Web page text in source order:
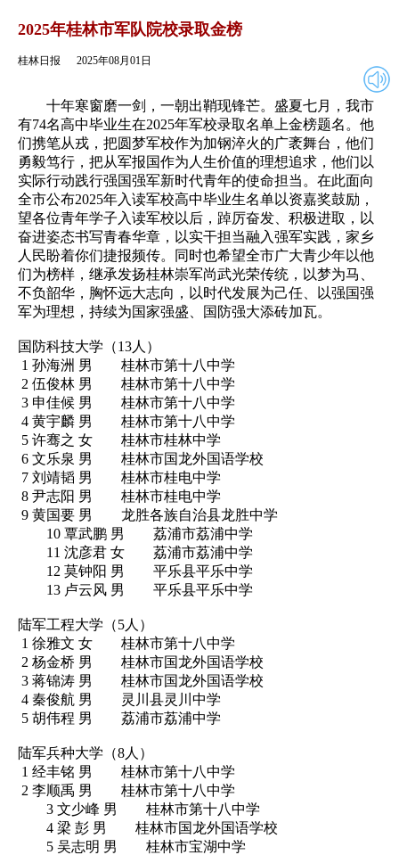
2025年08月01日
2025年桂林市军队院校录取金榜
桂林日报 2025年08月01日
十年寒窗磨一剑，一朝出鞘现锋芒。盛夏七月，我市
有74名高中毕业生在2025年军校录取名单上金榜题名。他
们携笔从戎，把圆梦军校作为加钢淬火的广袤舞台，他们
勇毅笃行，把从军报国作为人生价值的理想追求，他们以
实际行动践行强国强军新时代青年的使命担当。在此面向
全市公布2025年入读军校高中毕业生名单以资嘉奖鼓励，
望各位青年学子入读军校以后，踔厉奋发、积极进取，以
奋进姿态书写青春华章，以实干担当融入强军实践，家乡
人民盼着你们捷报频传。同时也希望全市广大青少年以他
们为榜样，继承发扬桂林崇军尚武光荣传统，以梦为马、
不负韶华，胸怀远大志向，以时代发展为己任、以强国强
军为理想，持续为国家强盛、国防强大添砖加瓦。
国防科技大学（13人）
1 孙海洲 男 桂林市第十八中学
2 伍俊林 男 桂林市第十八中学
3 申佳候 男 桂林市第十八中学
4 黄宇麟 男 桂林市第十八中学
5 许骞之 女 桂林市桂林中学
6 文乐泉 男 桂林市国龙外国语学校
7 刘靖韬 男 桂林市桂电中学
8 尹志阳 男 桂林市桂电中学
9 黄国要 男 龙胜各族自治县龙胜中学
10 覃武鹏 男 荔浦市荔浦中学
11 沈彦君 女 荔浦市荔浦中学
12 莫钟阳 男 平乐县平乐中学
13 卢云风 男 平乐县平乐中学
陆军工程大学（5人）
1 徐雅文 女 桂林市第十八中学
2 杨金桥 男 桂林市国龙外国语学校
3 蒋锦涛 男 桂林市国龙外国语学校
4 秦俊航 男 灵川县灵川中学
5 胡伟程 男 荔浦市荔浦中学
陆军兵种大学（8人）
1 经丰铭 男 桂林市第十八中学
2 李顺禹 男 桂林市第十八中学
3 文少峰 男 桂林市第十八中学
4 梁 彭 男 桂林市国龙外国语学校
5 吴志明 男 桂林市宝湖中学